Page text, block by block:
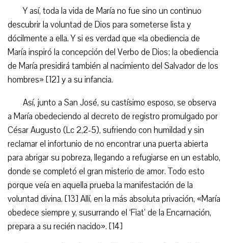
Y así, toda la vida de María no fue sino un continuo
descubrir la voluntad de Dios para someterse lista y
dócilmente a ella. Y si es verdad que «la obediencia de
María inspiró la concepción del Verbo de Dios; la obediencia
de María presidirá también al nacimiento del Salvador de los
hombres» [12] y a su infancia.
Así, junto a San José, su castísimo esposo, se observa
a María obedeciendo al decreto de registro promulgado por
César Augusto (Lc 2,2-5), sufriendo con humildad y sin
reclamar el infortunio de no encontrar una puerta abierta
para abrigar su pobreza, llegando a refugiarse en un establo,
donde se completó el gran misterio de amor. Todo esto
porque veía en aquella prueba la manifestación de la
voluntad divina. [13] Allí, en la más absoluta privación, «María
obedece siempre y, susurrando el ‘Fiat’ de la Encarnación,
prepara a su recién nacido». [14]